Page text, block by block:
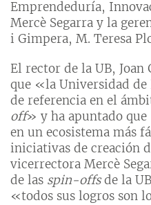
Emprendeduría,
Mercè Segarra y la
i Gimpera, M. Teresa
El rector de la UB, Joan
que «la Universidad de
de referencia en el
off» y ha apuntado
en un ecosistema más
iniciativas de creación
vicerrectora Mercè
de las spin-offsde la
«todos sus logros son